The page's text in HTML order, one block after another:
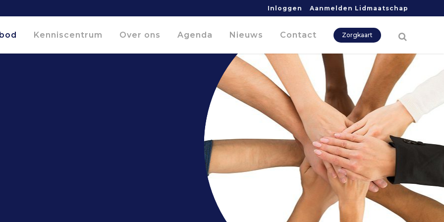
Inloggen Aanmelden Lidmaatschap
Zorgkaart
Kenniscentrum Over ons Agenda Nieuws Contact